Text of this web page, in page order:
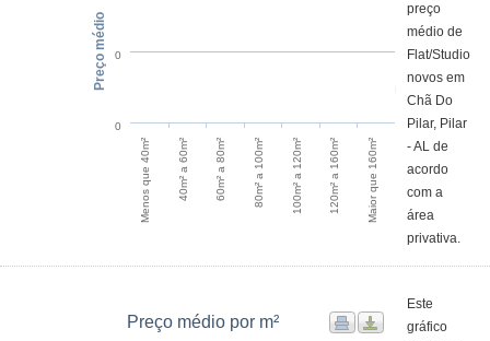
Menos que 40m² 40m² a 60m² 60m² a 80m² 80m² a 100m² 100m² a 120m² 120m² a 160m² Maior que 160m²
0
0
Preço médio
preço
médio de
Flat/Studio
novos em
Chã Do
Pilar, Pilar
- AL de
acordo
com a
área
privativa.
Preço médio por m²
Este
gráfico